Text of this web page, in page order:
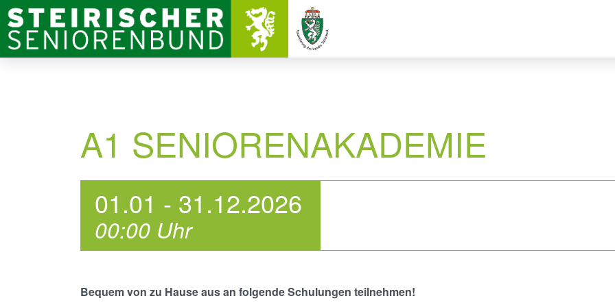
A1 SENIORENAKADEMIE
01.01 - 31.12.2026
00:00 Uhr
Bequem von zu Hause aus an folgende Schulungen teilnehmen!